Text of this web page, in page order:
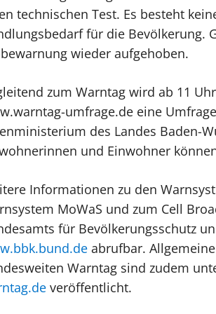
technischen Test. Es besteht
für die Bevölkerung.
wieder aufgehoben.
zum Warntag wird ab 11
umfrage.de eine
des Landes Baden-
und Einwohner
Informationen zu den
MoWaS und zum Cell
für Bevölkerungsschutz
abrufbar.
Warntag sind zudem
veröffentlicht.